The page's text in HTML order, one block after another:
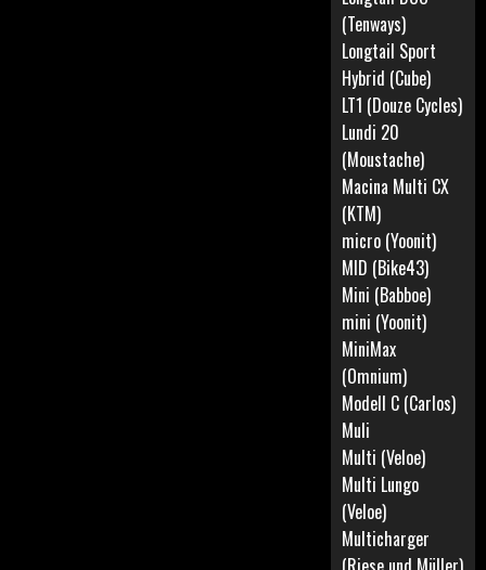
(Tenways)
Longtail Sport
Hybrid (Cube)
LT1 (Douze Cycles)
Lundi 20
(Moustache)
Macina Multi CX
(KTM)
micro (Yoonit)
MID (Bike43)
Mini (Babboe)
mini (Yoonit)
MiniMax
(Omnium)
Modell C (Carlos)
Muli
Multi (Veloe)
Multi Lungo
(Veloe)
Multicharger